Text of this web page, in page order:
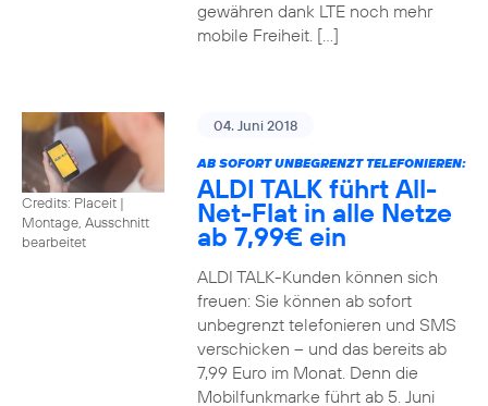
gewähren dank LTE noch mehr
mobile Freiheit. […]
Credits: Placeit |
Montage, Ausschnitt
bearbeitet
04. Juni 2018
AB SOFORT UNBEGRENZT TELEFONIEREN:
ALDI TALK führt All-
Net-Flat in alle Netze
ab 7,99€ ein
ALDI TALK-Kunden können sich
freuen: Sie können ab sofort
unbegrenzt telefonieren und SMS
verschicken – und das bereits ab
7,99 Euro im Monat. Denn die
Mobilfunkmarke führt ab 5. Juni